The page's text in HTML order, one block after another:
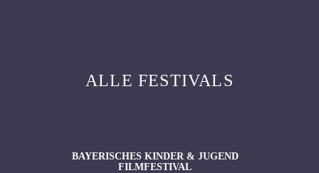
ALLE FESTIVALS
BAYERISCHES KINDER & JUGEND
FILMFESTIVAL